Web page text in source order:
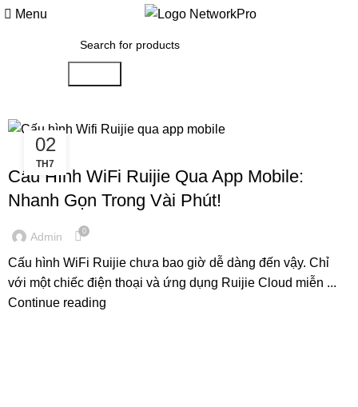
Menu
02
TH7
HƯỚNG DẪN KỸ THUẬT
Cấu Hình WiFi Ruijie Qua App Mobile:
Nhanh Gọn Trong Vài Phút!
Admin 0
Cấu hình WiFi Ruijie chưa bao giờ dễ dàng đến vậy. Chỉ
với một chiếc điện thoại và ứng dụng Ruijie Cloud miễn ...
Continue reading